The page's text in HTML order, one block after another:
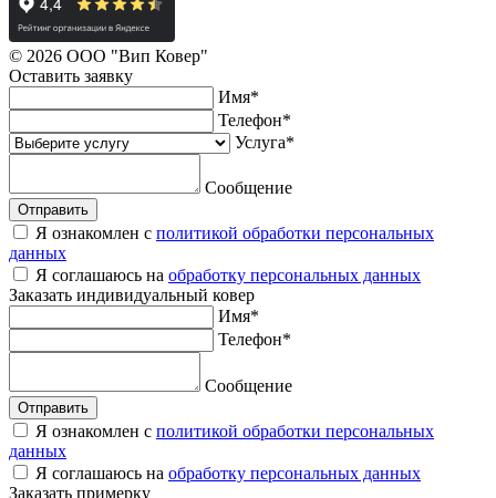
© 2026 ООО "Вип Ковер"
Оставить заявку
Имя*
Телефон*
Услуга*
Сообщение
Отправить
Я ознакомлен с политикой обработки персональных
данных
Я соглашаюсь на обработку персональных данных
Заказать индивидуальный ковер
Имя*
Телефон*
Сообщение
Отправить
Я ознакомлен с политикой обработки персональных
данных
Я соглашаюсь на обработку персональных данных
Заказать примерку